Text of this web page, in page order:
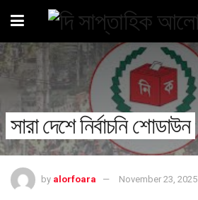
সারা দেশে নির্বাচনি শোডাউন
by alorfoara November 23, 2025